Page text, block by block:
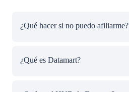
¿Qué hacer si no puedo afiliarme?
consultas@bcp.com.pe
¿Qué es Datamart?